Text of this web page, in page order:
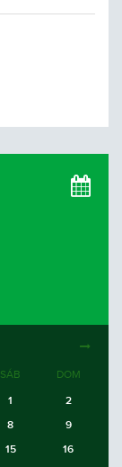
SÁB DOM
1
2
8
9
15 16